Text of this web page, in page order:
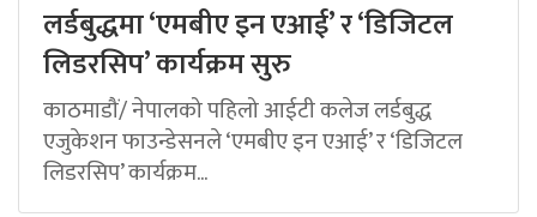
लर्डबुद्धमा ‘एमबीए इन एआई’ र ‘डिजिटल
लिडरसिप’ कार्यक्रम सुरु
काठमाडौं/ नेपालको पहिलो आईटी कलेज लर्डबुद्ध
एजुकेशन फाउन्डेसनले ‘एमबीए इन एआई’ र ‘डिजिटल
लिडरसिप’ कार्यक्रम...